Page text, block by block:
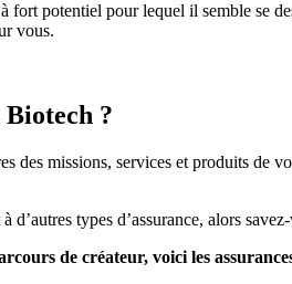
fort potentiel pour lequel il semble
vous.
Biotech ?
des missions, services et produits de
types d’assurance, alors
de créateur, voici les